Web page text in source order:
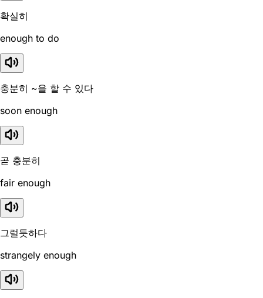
확실히
enough to do
충분히 ~을 할 수 있다
soon enough
곧 충분히
fair enough
그럴듯하다
strangely enough